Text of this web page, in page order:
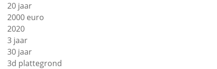
20 jaar
2000 euro
2020
3 jaar
30 jaar
3d plattegrond